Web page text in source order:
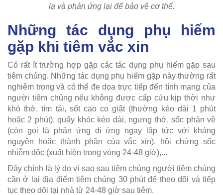
lạ và phản ứng lại để bảo vệ cơ thể.
Những tác dụng phụ hiếm
gặp khi tiêm vắc xin
Có rất ít trường hợp gặp các tác dụng phụ hiếm gặp sau
tiêm chủng. Những tác dụng phụ hiếm gặp này thường rất
nghiêm trọng và có thể đe dọa trực tiếp đến tính mạng của
người tiêm chủng nếu không được cấp cứu kịp thời như
khó thở, tím tái, sốt cao co giật (thường kéo dài 1 phút
hoặc 2 phút), quấy khóc kéo dài, ngưng thở, sốc phản vệ
(còn gọi là phản ứng dị ứng ngay lập tức với kháng
nguyên hoặc thành phần của vắc xin), hội chứng sốc
nhiễm độc (xuất hiện trong vòng 24-48 giờ),...
Đây chính là lý do vì sao sau tiêm chủng người tiêm chủng
cần ở lại địa điểm tiêm chủng 30 phút để theo dõi và tiếp
tục theo dõi tại nhà từ 24-48 giờ sau tiêm.